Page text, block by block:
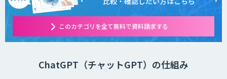
このカテゴリを全て無料で資料請求する
ChatGPT（チャットGPT）の仕組み